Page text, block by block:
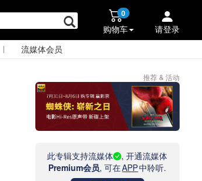
0
购物车 请登录
| 流媒体会员
推荐 & 活动
此专辑支持流媒体
, 开通流媒体
Premium会员, 可在APP中聆听.